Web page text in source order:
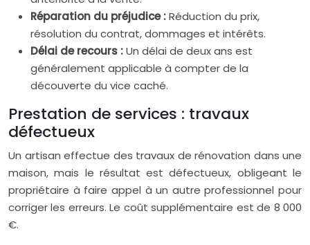
Réparation du préjudice :Réduction du prix,
résolution du contrat, dommages et intérêts.
Délai de recours :Un délai de deux ans est
généralement applicable à compter de la
découverte du vice caché.
Prestation de services : travaux
défectueux
Un artisan effectue des travaux de rénovation dans une
maison, mais le résultat est défectueux, obligeant le
propriétaire à faire appel à un autre professionnel pour
corriger les erreurs. Le coût supplémentaire est de 8 000
€.